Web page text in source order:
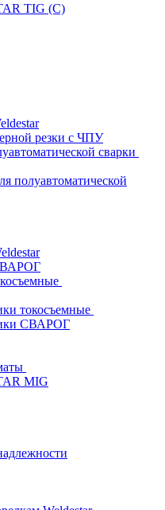
TIG (С)
резки с ЧПУ
сварки
полуавтоматической
токосъемные
СВАРОГ
MIG